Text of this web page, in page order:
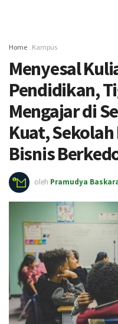
Home Kampus
Menyesal
Pendidikan,
Mengajar di
Kuat,
Bisnis
oleh Pramudya